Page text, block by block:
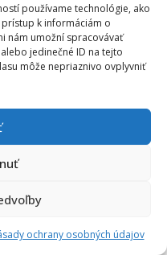
používame technológie, ako
k informáciám o
nám umožní spracovávať
jedinečné ID na tejto
môže nepriaznivo ovplyvniť
ochrany osobných údajov